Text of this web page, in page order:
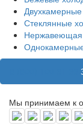
Стеклянные
Нержавеющая
Мы принимаем к